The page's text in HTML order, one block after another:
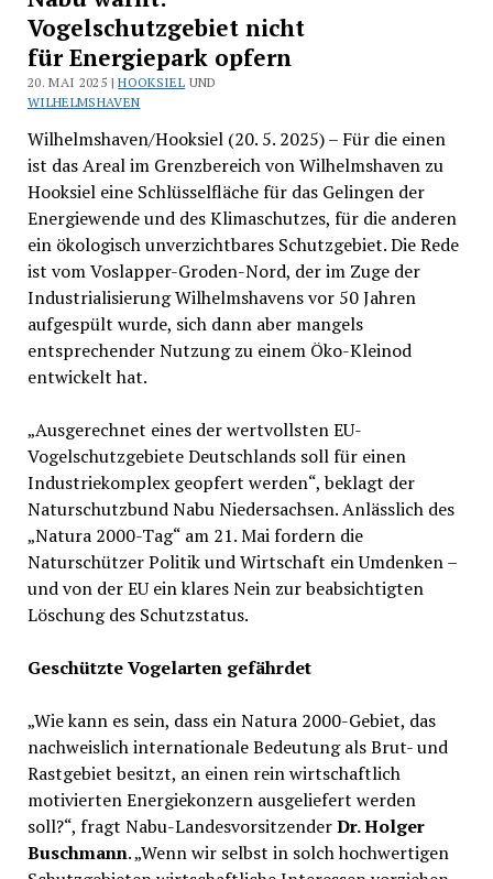
Vogelschutzgebiet nicht
für Energiepark opfern
20. MAI 2025 |HOOKSIEL UND
WILHELMSHAVEN
Wilhelmshaven/Hooksiel (20. 5. 2025) – Für die einen
ist das Areal im Grenzbereich von Wilhelmshaven zu
Hooksiel eine Schlüsselfläche für das Gelingen der
Energiewende und des Klimaschutzes, für die anderen
ein ökologisch unverzichtbares Schutzgebiet. Die Rede
ist vom Voslapper-Groden-Nord, der im Zuge der
Industrialisierung Wilhelmshavens vor 50 Jahren
aufgespült wurde, sich dann aber mangels
entsprechender Nutzung zu einem Öko-Kleinod
entwickelt hat.
„Ausgerechnet eines der wertvollsten EU-
Vogelschutzgebiete Deutschlands soll für einen
Industriekomplex geopfert werden“, beklagt der
Naturschutzbund Nabu Niedersachsen. Anlässlich des
„Natura 2000-Tag“ am 21. Mai fordern die
Naturschützer Politik und Wirtschaft ein Umdenken –
und von der EU ein klares Nein zur beabsichtigten
Löschung des Schutzstatus.
Geschützte Vogelarten gefährdet
„Wie kann es sein, dass ein Natura 2000-Gebiet, das
nachweislich internationale Bedeutung als Brut- und
Rastgebiet besitzt, an einen rein wirtschaftlich
motivierten Energiekonzern ausgeliefert werden
soll?“, fragt Nabu-LandesvorsitzenderDr. Holger
Buschmann. „Wenn wir selbst in solch hochwertigen